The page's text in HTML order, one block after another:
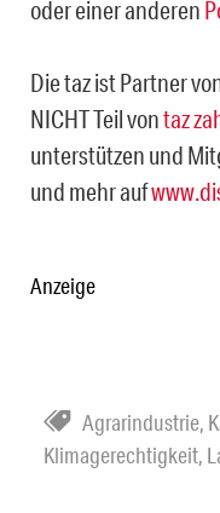
oder einer anderen
Die taz ist Partner
NICHT Teil vontaz
unterstützen und
und mehr auf
Anzeige
Agrarindustrie,
Klimagerechtigkeit,